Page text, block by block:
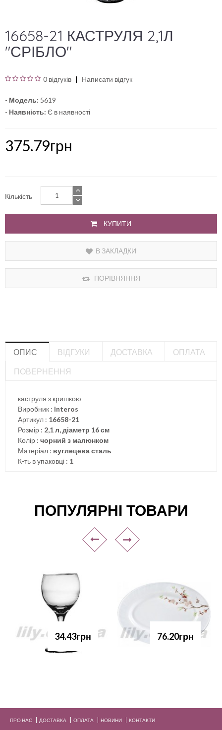
16658-21 КАСТРУЛЯ 2,1Л
"СРІБЛО"
0 відгуків Написати відгук
- Модель: 5619
- Наявність: Є в наявності
375.79грн
Кількість
КУПИТИ
В ЗАКЛАДКИ
ПОРІВНЯННЯ
ОПИС ВІДГУКИ ДОСТАВКА
ОПЛАТА
ПОВЕРНЕННЯ
каструля з кришкою
Виробник : Interos
Артикул : 16658-21
Розмір : 2,1 л, діаметр 16 см
Колір : чорний з малюнком
Матеріал : вуглецева сталь
К-ть в упаковці : 1
ПОПУЛЯРНІ ТОВАРИ
34.43грн 76.20грн
ПРО НАС ДОСТАВКА ОПЛАТА НОВИНИ КОНТАКТИ